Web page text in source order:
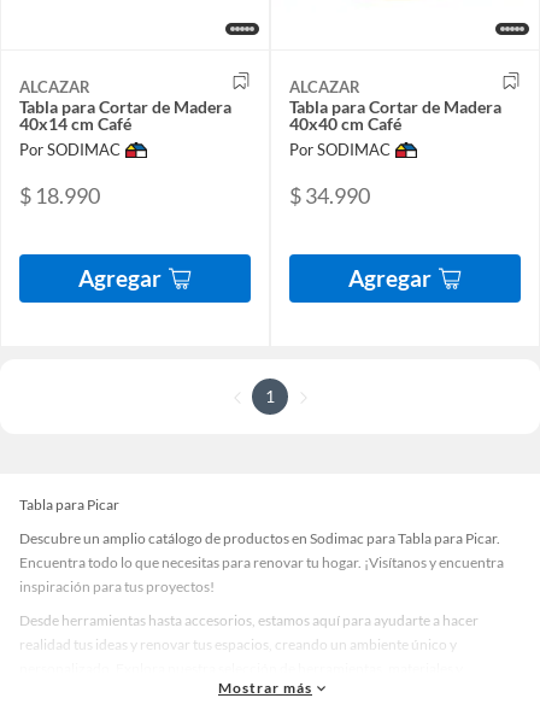
ALCAZAR
Tabla para Cortar de Madera
40x14 cm Café
Por SODIMAC
$ 18.990
Agregar
ALCAZAR
Tabla para Cortar de Madera
40x40 cm Café
Por SODIMAC
$ 34.990
Agregar
1
Tabla para Picar
Descubre un amplio catálogo de productos en Sodimac para Tabla para Picar.
Encuentra todo lo que necesitas para renovar tu hogar. ¡Visítanos y encuentra
inspiración para tus proyectos!
Desde herramientas hasta accesorios, estamos aquí para ayudarte a hacer
realidad tus ideas y renovar tus espacios, creando un ambiente único y
accesorios de calidad que te ayudarán a crear un espacio más tú.
Mostrar más